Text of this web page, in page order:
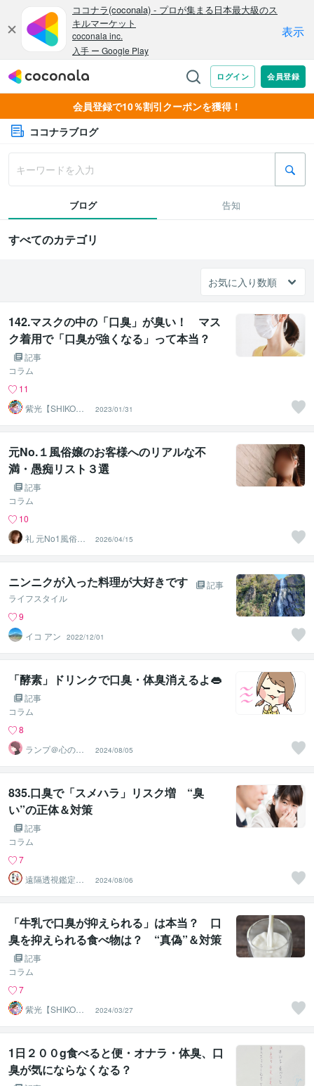
会員登録で10％割引クーポンを獲得！
ココナラブログ
ブログ 告知
すべてのカテゴリ
142.マスクの中の「口臭」が臭い！ マス
ク着用で「口臭が強くなる」って本当？
記事
コラム
11
紫光【SHIKO】
遠隔透視鑑定士
2023/01/31
元No.１風俗嬢のお客様へのリアルな不
満・愚痴リスト３選
記事
コラム
10
礼 元No1風俗嬢･
精神保健福祉士
2026/04/15
ニンニクが入った料理が大好きです
記事
ライフスタイル
9
イコ アン
2022/12/01
「酵素」ドリンクで口臭・体臭消えるよ👄
記事
コラム
8
ランプ＠心のお
悩み解決専門家
2024/08/05
835.口臭で「スメハラ」リスク増 “臭
い”の正体＆対策
記事
コラム
7
遠隔透視鑑定
師・すずか✡
2024/08/06
「牛乳で口臭が抑えられる」は本当？ 口
臭を抑えられる食べ物は？ “真偽”＆対策
を歯科医師に聞いてみた
記事
コラム
7
紫光【SHIKO】
遠隔透視鑑定士
2024/03/27
1日２００g食べると便・オナラ・体臭、口
臭が気にならなくなる？